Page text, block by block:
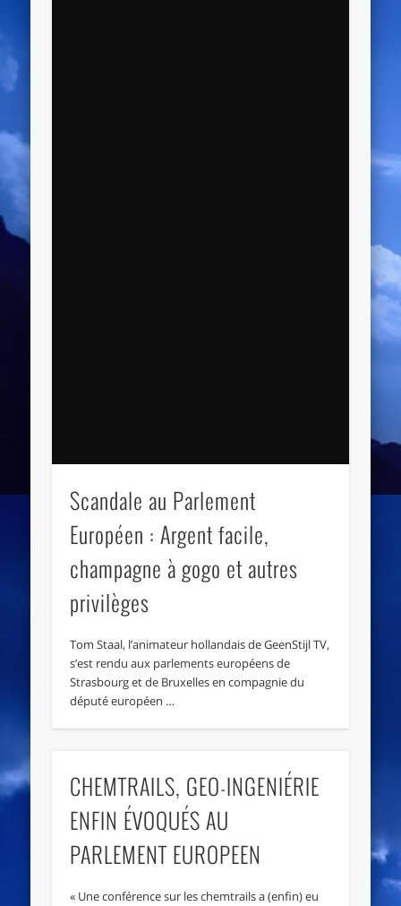
Scandale au Parlement
Européen : Argent facile,
champagne à gogo et autres
privilèges
Tom Staal, l’animateur hollandais de GeenStijl TV,
s’est rendu aux parlements européens de
Strasbourg et de Bruxelles en compagnie du
député européen …
CHEMTRAILS, GEO-INGENIÉRIE
ENFIN ÉVOQUÉS AU
PARLEMENT EUROPEEN
« Une conférence sur les chemtrails a (enfin) eu